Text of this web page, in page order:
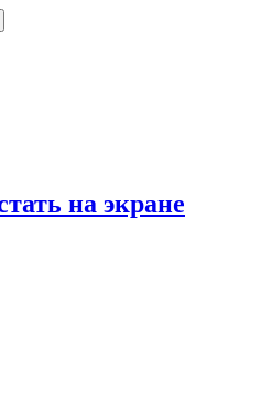
на экране